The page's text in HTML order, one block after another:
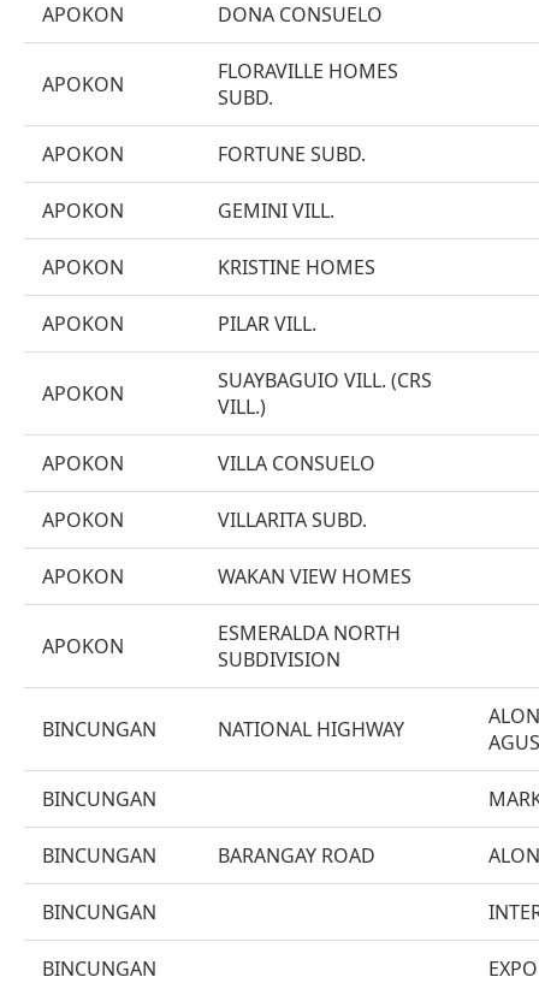
APOKON DONA CONSUELO
APOKON
FLORAVILLE HOMES
SUBD.
APOKON FORTUNE SUBD.
APOKON GEMINI VILL.
APOKON KRISTINE HOMES
APOKON PILAR VILL.
APOKON
SUAYBAGUIO VILL. (CRS
VILL.)
APOKON VILLA CONSUELO
APOKON VILLARITA SUBD.
APOKON WAKAN VIEW HOMES
APOKON
ESMERALDA NORTH
SUBDIVISION
BINCUNGAN NATIONAL HIGHWAY
BINCUNGAN
BINCUNGAN BARANGAY ROAD
BINCUNGAN
BINCUNGAN